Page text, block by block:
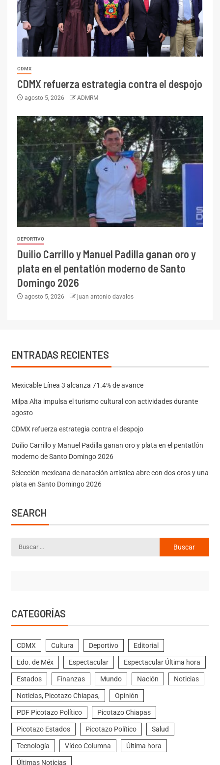
CDMX
CDMX refuerza estrategia contra el despojo
agosto 5, 2026 ADMRM
DEPORTIVO
Duilio Carrillo y Manuel Padilla ganan oro y
plata en el pentatlón moderno de Santo
Domingo 2026
agosto 5, 2026 juan antonio davalos
ENTRADAS RECIENTES
Mexicable Línea 3 alcanza 71.4% de avance
Milpa Alta impulsa el turismo cultural con actividades durante
agosto
CDMX refuerza estrategia contra el despojo
Duilio Carrillo y Manuel Padilla ganan oro y plata en el pentatlón
moderno de Santo Domingo 2026
Selección mexicana de natación artística abre con dos oros y una
plata en Santo Domingo 2026
SEARCH
CATEGORÍAS
CDMX Cultura Deportivo Editorial
Edo. de Méx Espectacular Espectacular Última hora
Estados Finanzas Mundo Nación Noticias
Noticias, Picotazo Chiapas, Opinión
PDF Picotazo Político Picotazo Chiapas
Picotazo Estados Picotazo Político Salud
Tecnología Vídeo Columna Última hora
Últimas Noticias